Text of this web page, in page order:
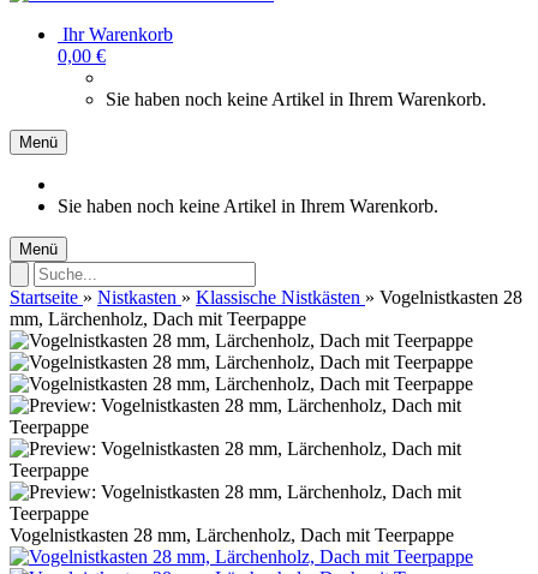
Ihr Warenkorb
0,00 €
Sie haben noch keine Artikel in Ihrem Warenkorb.
Menü
Sie haben noch keine Artikel in Ihrem Warenkorb.
Menü
Startseite » Nistkasten » Klassische Nistkästen » Vogelnistkasten 28
mm, Lärchenholz, Dach mit Teerpappe
Vogelnistkasten 28 mm, Lärchenholz, Dach mit Teerpappe